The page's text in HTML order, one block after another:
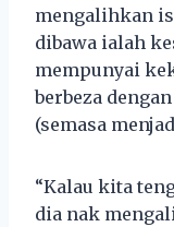
mengalihkan
dibawa ialah
mempunyai
berbeza
(semasa
“Kalau kita
dia nak